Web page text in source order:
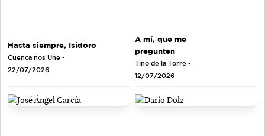
Hasta siempre, Isidoro
Cuenca nos Une -
22/07/2026
A mí, que me
pregunten
Tino de la Torre -
12/07/2026